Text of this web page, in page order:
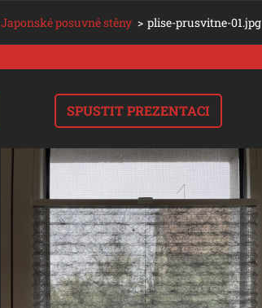
Japonské posuvné stěny > plise-prusvitne-01.jpg
SPUSTIT PREZENTACI